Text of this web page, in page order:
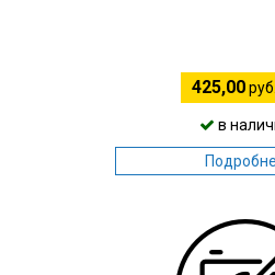
425,00
в